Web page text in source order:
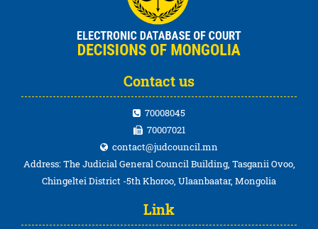
Contact us
70008045
70007021
contact@judcouncil.mn
Address: The Judicial General Council Building, Tasganii Ovoo,
Chingeltei District -5th Khoroo, Ulaanbaatar, Mongolia
Link